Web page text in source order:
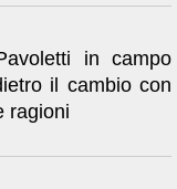
in campo
il cambio con
ragioni